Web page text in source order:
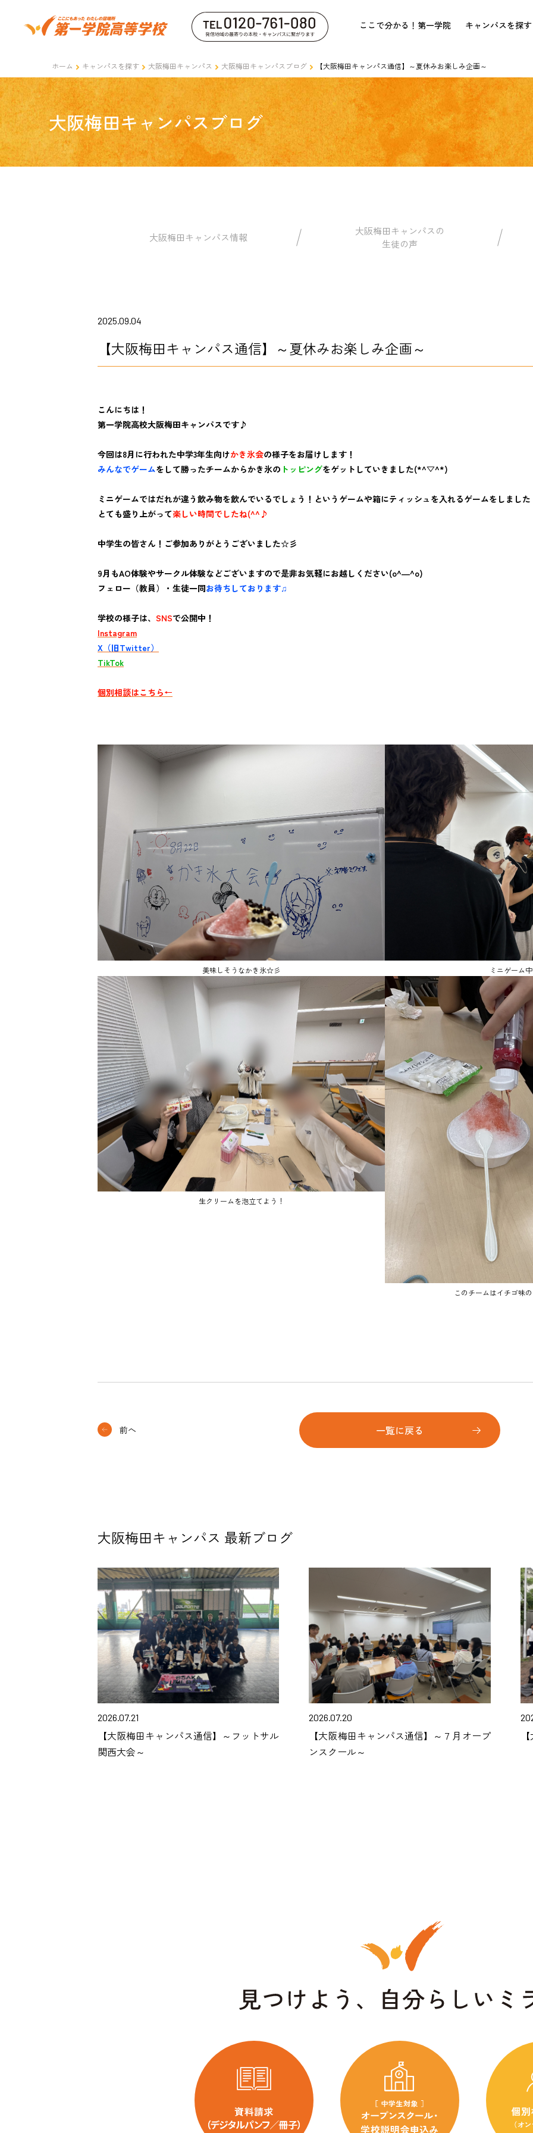
ここで分かる！第一学院 キャンパスを探す
ホーム キャンパスを探す 大阪梅田キャンパス 大阪梅田キャンパスブログ 【大阪梅田キャンパス通信】～夏休みお楽しみ企画～
大阪梅田キャンパスブログ
大阪梅田キャンパス情報
大阪梅田キャンパスの
生徒の声
2025.09.04
【大阪梅田キャンパス通信】～夏休みお楽しみ企画～
こんにちは！
第一学院高校大阪梅田キャンパスです♪
今回は8月に行われた中学3年生向けかき氷会の様子をお届けします！
みんなでゲームをして勝ったチームからかき氷の トッピングをゲットしていきました(*^▽^*)
ミニゲームではだれが違う飲み物を飲んでいるでしょう！というゲームや箱にティッシュを入れるゲームをしました
とても盛り上がって楽しい時間でしたね(^^♪
中学生の皆さん！ご参加ありがとうございました☆彡
9月もAO体験やサークル体験などございますので是非お気軽にお越しください(o^―^o)
フェロー（教員）・生徒一同お待ちしております♫
学校の様子は、 SNSで公開中！
Instagram
X（旧Twitter）
TikTok
個別相談はこちら←
美味しそうなかき氷☆彡 ミニゲーム
生クリームを泡立てよう！
このチームはイチゴ味
前へ 一覧に戻る
大阪梅田キャンパス 最新ブログ
2026.07.21
【大阪梅田キャンパス通信】～フットサル
関西大会～
2026.07.20
【大阪梅田キャンパス通信】～７月オープ
ンスクール～